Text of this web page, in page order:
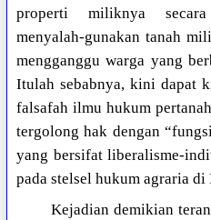
properti miliknya secara
menyalah-gunakan tanah
mengganggu warga yang
Itulah sebabnya, kini dapat
falsafah ilmu hukum
tergolong hak dengan
yang bersifat liberalisme-
pada stelsel hukum agraria di
Kejadian demikian